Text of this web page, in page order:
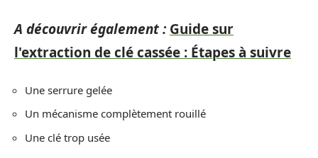
A découvrir également : Guide sur
l'extraction de clé cassée : Étapes à suivre
Une serrure gelée
Un mécanisme complètement rouillé
Une clé trop usée